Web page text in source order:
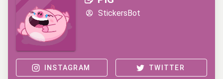
StickersBot
INSTAGRAM TWITTER